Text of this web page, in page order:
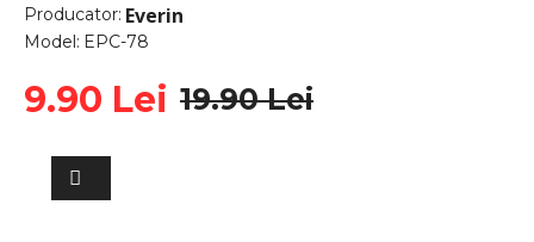
Producator: Everin
Model: EPC-78
9.90 Lei 19.90 Lei